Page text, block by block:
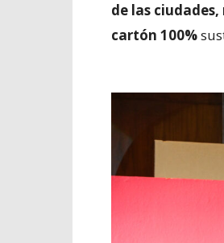
de las
cartón 100%